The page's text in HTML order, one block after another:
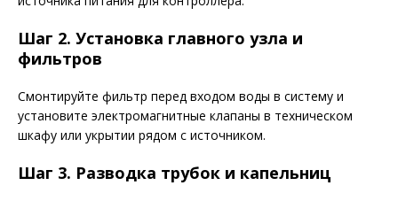
Шаг 2. Установка главного узла и
фильтров
Смонтируйте фильтр перед входом воды в систему и
установите электромагнитные клапаны в техническом
шкафу или укрытии рядом с источником.
Шаг 3. Разводка трубок и капельниц